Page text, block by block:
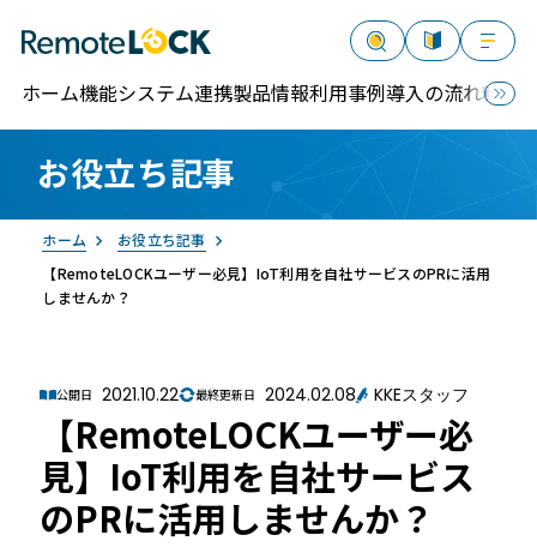
お役立ち記事
【RemoteLOCKユーザー必見】IoT利用を自社サービスのPRに活用
しませんか？
お役立ち記事
ホーム
公開日 2021.10.22 最終更新日 2024.02.08 KKEスタッフ
【RemoteLOCKユーザー必
見】IoT利用を自社サービス
のPRに活用しませんか？
ホーム機能システム連携製品情報利用事例導入の流れ料金
RemoteLOCK